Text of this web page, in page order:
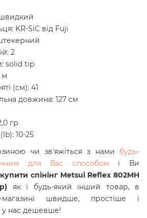
швидкий
KR-SiC від Fuji
2
solid tip
м
(см): 41
довжина: 127 см
гр
10-25
чи зв'яжіться з нами будь-
для Вас способом і Ви
купити спінінг Metsui Reflex 802MH
як і будь-який інший товар, в
магазині швидше, простіше і
у нас дешевше!